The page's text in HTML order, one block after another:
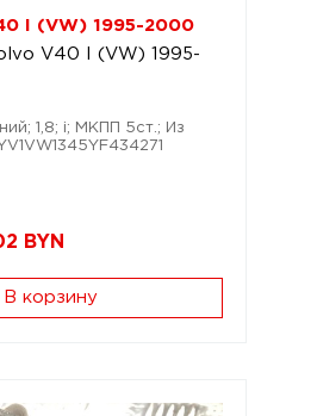
I (VW) 1995-2000
V40 I (VW) 1995-
1,8; i; МКПП 5ст.; Из
BYN
В корзину